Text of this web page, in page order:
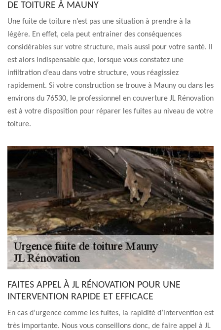
DE TOITURE À MAUNY
Une fuite de toiture n’est pas une situation à prendre à la
légère. En effet, cela peut entrainer des conséquences
considérables sur votre structure, mais aussi pour votre santé. Il
est alors indispensable que, lorsque vous constatez une
infiltration d’eau dans votre structure, vous réagissiez
rapidement. Si votre construction se trouve à Mauny ou dans les
environs du 76530, le professionnel en couverture JL Rénovation
est à votre disposition pour réparer les fuites au niveau de votre
toiture.
FAITES APPEL À JL RÉNOVATION POUR UNE
INTERVENTION RAPIDE ET EFFICACE
En cas d’urgence comme les fuites, la rapidité d’intervention est
très importante. Nous vous conseillons donc, de faire appel à JL